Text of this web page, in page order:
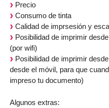
Precio
Consumo de tinta
Calidad de imprsesión y
Posibilidad de imprimir
(por wifi)
Posibilidad de imprimir
desde el móvil, para que
impreso tu documento)
Algunos extras: